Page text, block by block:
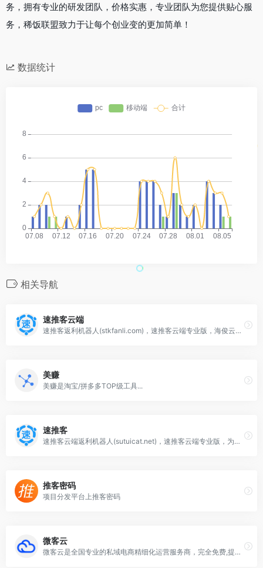
务，拥有专业的研发团队，价格实惠，专业团队为您提供贴心服
务，稀饭联盟致力于让每个创业变的更加简单！
数据统计
相关导航
速推客云端
速推客返利机器人(stkfanli.com)，速推客云端专业版，海俊云科技，为淘客量身打造，微信返利机器人软件、公众号返利机器人，京东返利机器人、拼多多返利机器人、唯品会返利机器人，零秒响应,完美支持最新淘口令,自动申请高佣金,裂变引流,全网最稳定的返利机器人
美赚
美赚是淘宝/拼多多TOP级工具...
速推客
速推客云端返利机器人(sutuicat.net)，速推客云端专业版，为淘客量身打造，微信返利机器人软件、公众号返利机器人，京东返利机器人、拼多多返利机器人、唯品会返利机器人，零秒响应,完美支持最新淘口令,自动申请高佣金,裂变引流,全网最稳定的返利机器人，速推客返利机器人官网,海俊云科技，淘客工具，淘客软件
推客密码
项目分发平台上推客密码
微客云
微客云是全国专业的私域电商精细化运营服务商，完全免费,提供私域电商系统,微信淘客CPS系统，微信公众号系统，淘宝客APP制作，返利APP制作,免费淘宝客网站CMS，优惠券系统，外卖返利系统，吃喝玩乐系统，本地生活返利系统，生活缴费CPS系统，全网最好的淘宝客群发软件优惠狗，开源独立的公众号淘客系统尽在微客云